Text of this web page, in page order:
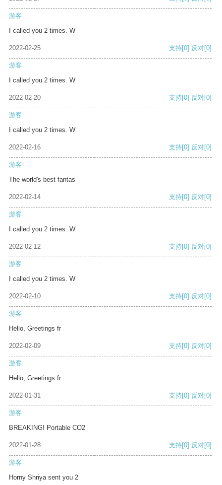
游客
I called you 2 times. W
2022-02-25 支持[0] 反对[0]
游客
I called you 2 times. W
2022-02-20 支持[0] 反对[0]
游客
I called you 2 times. W
2022-02-16 支持[0] 反对[0]
游客
The world's best fantas
2022-02-14 支持[0] 反对[0]
游客
I called you 2 times. W
2022-02-12 支持[0] 反对[0]
游客
I called you 2 times. W
2022-02-10 支持[0] 反对[0]
游客
Hello, Greetings fr
2022-02-09 支持[0] 反对[0]
游客
Hello, Greetings fr
2022-01-31 支持[0] 反对[0]
游客
BREAKING! Portable CO2
2022-01-28 支持[0] 反对[0]
游客
Horny Shriya sent you 2